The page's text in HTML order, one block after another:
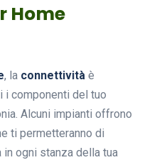
Home
, la connettività è
i componenti del tuo
Alcuni impianti offrono
ti permetteranno di
ogni stanza della tua